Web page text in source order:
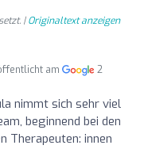
|Originaltext anzeigen
am
2
nimmt sich sehr viel
beginnend bei den
Therapeuten: innen